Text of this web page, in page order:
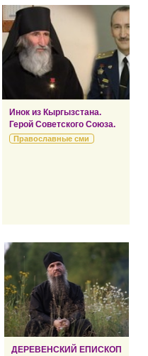
Инок из Кыргызстана.
Герой Советского Союза.
Православные сми
ДЕРЕВЕНСКИЙ ЕПИСКОП